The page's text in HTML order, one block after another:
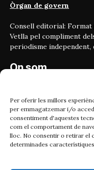
Per oferir les millors
per emmagatzemar i/o
consentiment d'aquestes
com el comportament de
lloc. No consentir o retirar el
determinades
Òrgan de govern
Consell editorial: Format
Vetlla pel compliment
periodisme independent,
On som
08010, Barcelona
Contacta'ns
Email: